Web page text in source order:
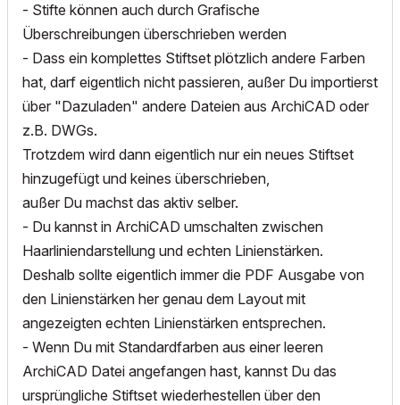
- Stifte können auch durch Grafische
Überschreibungen überschrieben werden
- Dass ein komplettes Stiftset plötzlich andere Farben
hat, darf eigentlich nicht passieren, außer Du importierst
über "Dazuladen" andere Dateien aus ArchiCAD oder
z.B. DWGs.
Trotzdem wird dann eigentlich nur ein neues Stiftset
hinzugefügt und keines überschrieben,
außer Du machst das aktiv selber.
- Du kannst in ArchiCAD umschalten zwischen
Haarliniendarstellung und echten Linienstärken.
Deshalb sollte eigentlich immer die PDF Ausgabe von
den Linienstärken her genau dem Layout mit
angezeigten echten Linienstärken entsprechen.
- Wenn Du mit Standardfarben aus einer leeren
ArchiCAD Datei angefangen hast, kannst Du das
ursprüngliche Stiftset wiederhestellen über den